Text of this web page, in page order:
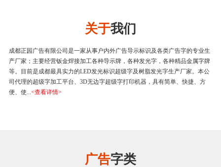
关于我们
成都正园广告有限公司是一家从事户内外广告导示标识及各类广告字的专业生
产厂家；主要经营钣金焊接加工各种导示牌，各种发光字，各种精品金属字牌
等。目前是成都最具实力的LED发光标识超级字及树脂发光字生产厂家。本公
司代理的超级字加工平台、3D无边字超级字打印机器，具有简单、快捷、方
便、使...<查看详情>
广告字类